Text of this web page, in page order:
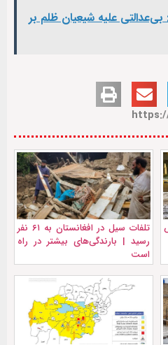
بی‌عدالتی علیه شیعیان ظلم بر
تلفات سیل در افغانستان به ۶۱ نفر
رسید | بارندگی‌های بیشتر در راه
است